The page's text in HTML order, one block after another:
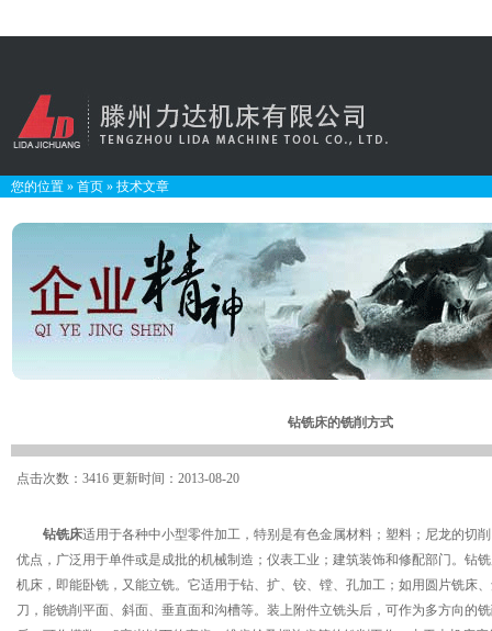
您的位置 » 首页 » 技术文章
钻铣床的铣削方式
点击次数：3416 更新时间：2013-08-20
钻铣床适用于各种中小型零件加工，特别是有色金属材料；塑料；尼龙的切
优点，广泛用于单件或是成批的机械制造；仪表工业；建筑装饰和修配部门。钻
机床，即能卧铣，又能立铣。它适用于钻、扩、铰、镗、孔加工；如用圆片铣床
刀，能铣削平面、斜面、垂直面和沟槽等。装上附件立铣头后，可作为多方向的